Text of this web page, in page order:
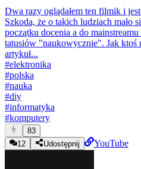
Dwa razy oglądałem ten filmik i
Szkoda, że o takich ludziach mało
początku docenia a do
tatusiów "naukowycznie". Jak ktoś
artykuł...
#elektronika
#polska
#nauka
#diy
#informatyka
#komputery
83
12
Udostępnij YouTube